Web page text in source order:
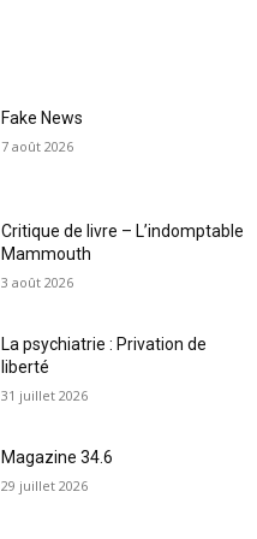
Fake News
7 août 2026
Critique de livre – L’indomptable
Mammouth
3 août 2026
La psychiatrie : Privation de
liberté
31 juillet 2026
Magazine 34.6
29 juillet 2026